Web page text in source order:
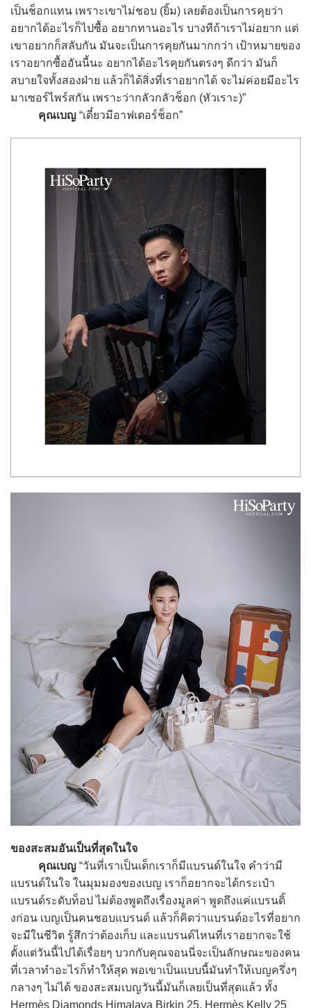
เป็นช็อกแทน เพราะเขาไม่ชอบ (ยิ้ม) เลยต้องเป็นการคุยว่า
อยากได้อะไรก็ไปซื้อ อยากทานอะไร บางทีถ้าเราไม่อยาก แต่
เขาอยากก็สลับกัน มันจะเป็นการคุยกันมากกว่า เป้าหมายของ
เราอยากซื้ออันนี้นะ อยากได้อะไรคุยกันตรงๆ ดีกว่า มันก็
สบายใจทั้งสองฝ่าย แล้วก็ได้สิ่งที่เราอยากได้ จะไม่ค่อยมีอะไร
มาเซอร์ไพร์สกัน เพราะว่ากลัวกลัวช็อก (หัวเราะ)”
คุณเบญ “เดี๋ยวมีอาฟเตอร์ช็อก”
ของสะสมอันเป็นที่สุดในใจ
คุณเบญ “วันที่เราเป็นเด็กเราก็มีแบรนด์ในใจ คำว่ามี
แบรนด์ในใจ ในมุมมองของเบญ เราก็อยากจะได้กระเป๋า
แบรนด์ระดับท็อป ไม่ต้องพูดถึงเรื่องมูลค่า พูดถึงแค่แบรนดิ้
งก่อน เบญเป็นคนชอบแบรนด์ แล้วก็คิดว่าแบรนด์อะไรที่อยาก
จะมีในชีวิต รู้สึกว่าต้องเก็บ และแบรนด์ไหนที่เราอยากจะใช้
ตั้งแต่วันนี้ไปได้เรื่อยๆ บวกกับคุณจอนนี่จะเป็นลักษณะของคน
ที่เวลาทำอะไรก็ทำให้สุด พอเขาเป็นแบบนี้มันทำให้เบญครึ่งๆ
กลางๆ ไม่ได้ ของสะสมเบญวันนี้มันก็เลยเป็นที่สุดแล้ว ทั้ง
Hermès Diamonds Himalaya Birkin 25, Hermès Kelly 25